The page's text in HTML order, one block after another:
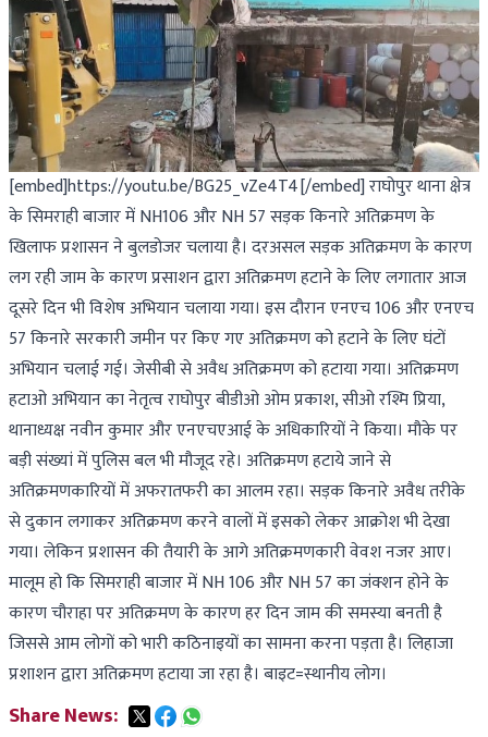
[embed]https://youtu.be/BG25_vZe4T4[/embed] राघोपुर थाना क्षेत्र
के सिमराही बाजार में NH106 और NH 57 सड़क किनारे अतिक्रमण के
खिलाफ प्रशासन ने बुलडोजर चलाया है। दरअसल सड़क अतिक्रमण के कारण
लग रही जाम के कारण प्रसाशन द्वारा अतिक्रमण हटाने के लिए लगातार आज
दूसरे दिन भी विशेष अभियान चलाया गया। इस दौरान एनएच 106 और एनएच
57 किनारे सरकारी जमीन पर किए गए अतिक्रमण को हटाने के लिए घंटों
अभियान चलाई गई। जेसीबी से अवैध अतिक्रमण को हटाया गया। अतिक्रमण
हटाओ अभियान का नेतृत्व राघोपुर बीडीओ ओम प्रकाश, सीओ रश्मि प्रिया,
थानाध्यक्ष नवीन कुमार और एनएचएआई के अधिकारियों ने किया। मौके पर
बड़ी संख्यां में पुलिस बल भी मौजूद रहे। अतिक्रमण हटाये जाने से
अतिक्रमणकारियों में अफरातफरी का आलम रहा। सड़क किनारे अवैध तरीके
से दुकान लगाकर अतिक्रमण करने वालों में इसको लेकर आक्रोश भी देखा
गया। लेकिन प्रशासन की तैयारी के आगे अतिक्रमणकारी वेवश नजर आए।
मालूम हो कि सिमराही बाजार में NH 106 और NH 57 का जंक्शन होने के
कारण चौराहा पर अतिक्रमण के कारण हर दिन जाम की समस्या बनती है
जिससे आम लोगों को भारी कठिनाइयों का सामना करना पड़ता है। लिहाजा
प्रशाशन द्वारा अतिक्रमण हटाया जा रहा है। बाइट=स्थानीय लोग।
Share News: